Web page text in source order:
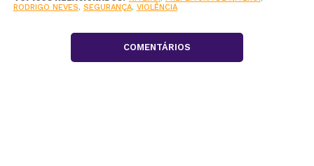
RODRIGO NEVES, SEGURANÇA, VIOLÊNCIA
COMENTÁRIOS